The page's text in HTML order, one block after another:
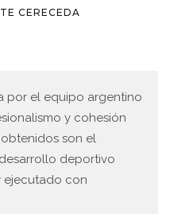
CERECEDA
por el equipo argentino
y cohesión
son el
deportivo
ejecutado con